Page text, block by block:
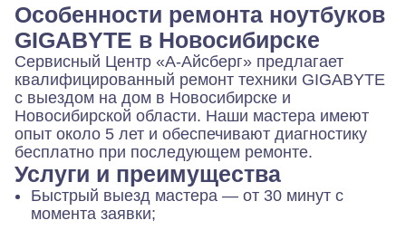
Особенности ремонта ноутбуков
GIGABYTE в Новосибирске
Сервисный Центр «А‑Айсберг» предлагает
квалифицированный ремонт техники GIGABYTE
с выездом на дом в Новосибирске и
Новосибирской области. Наши мастера имеют
опыт около 5 лет и обеспечивают диагностику
бесплатно при последующем ремонте.
Услуги и преимущества
Быстрый выезд мастера — от 30 минут с
момента заявки;